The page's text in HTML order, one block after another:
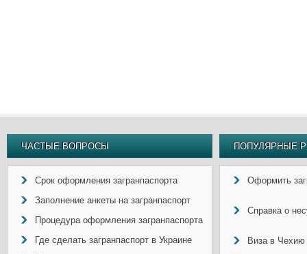
ЧАСТЫЕ ВОПРОСЫ
Срок оформления загранпаспорта
Заполнение анкеты на загранпаспорт
Процедура оформления загранпаспорта
Где сделать загранпаспорт в Украине
ПОПУЛЯРНЫЕ
Оформить
Справка о
Виза в Чехию